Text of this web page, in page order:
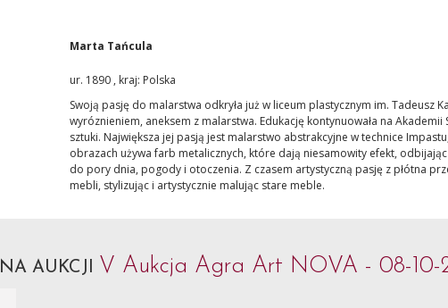
Marta Tańcula
ur. 1890 , kraj: Polska
Swoją pasję do malarstwa odkryła już w liceum plastycznym im. Tadeusz
wyróznieniem, aneksem z malarstwa. Edukację kontynuowała na
sztuki. Największa jej pasją jest malarstwo abstrakcyjne w technice
obrazach używa farb metalicznych, które dają niesamowity efekt,
do pory dnia, pogody i otoczenia. Z czasem artystyczną pasję z płótna
mebli, stylizując i artystycznie malując stare meble.
NA AUKCJI V Aukcja Agra Art NOVA - 08-10-